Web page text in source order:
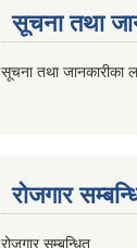
सूचना तथा
सूचना तथा जानकारीका
रोजगार
रोजगार सम्बन्धित